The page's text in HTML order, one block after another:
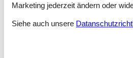
Die hübsche Hafenstadt bietet eine
die unberührte Natur überblickt
Marketing jederzeit ändern oder
Siehe auch unsere